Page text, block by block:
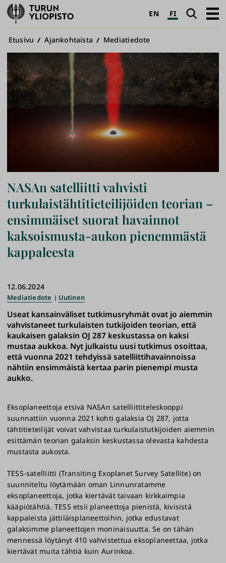
Turun
yliopisto
EN FI Haku
Avaa
Murupolku
Etusivu Ajankohtaista Mediatiedote
NASAn satelliitti vahvisti
turkulaistähtitieteilijöiden teorian –
ensimmäiset suorat havainnot
kaksoismusta-aukon pienemmästä
kappaleesta
12.06.2024
Mediatiedote Uutinen
Useat kansainväliset tutkimusryhmät ovat jo aiemmin
vahvistaneet turkulaisten tutkijoiden teorian, että
kaukaisen galaksin OJ 287 keskustassa on kaksi
mustaa aukkoa. Nyt julkaistu uusi tutkimus osoittaa,
että vuonna 2021 tehdyissä satelliittihavainnoissa
nähtiin ensimmäistä kertaa parin pienempi musta
aukko.
Eksoplaneettoja etsivä NASAn satelliittiteleskooppi
suunnattiin vuonna 2021 kohti galaksia OJ 287, jotta
tähtitieteilijät voivat vahvistaa turkulaistutkijoiden aiemmin
esittämän teorian galaksin keskustassa olevasta kahdesta
mustasta aukosta.
TESS-satelliitti (Transiting Exoplanet Survey Satellite) on
suunniteltu löytämään oman Linnunratamme
eksoplaneettoja, jotka kiertävät taivaan kirkkaimpia
kääpiötähtiä. TESS etsii planeettoja pienistä, kivisistä
kappaleista jättiläisplaneettoihin, jotka edustavat
galaksimme planeettojen moninaisuutta. Se on tähän
mennessä löytänyt 410 vahvistettua eksoplaneettaa, jotka
kiertävät muita tähtiä kuin Aurinkoa.